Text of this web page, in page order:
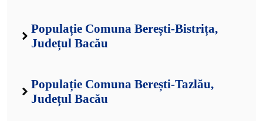
Populație Comuna Berești-Bistrița,
Județul Bacău
Populație Comuna Berești-Tazlău,
Județul Bacău